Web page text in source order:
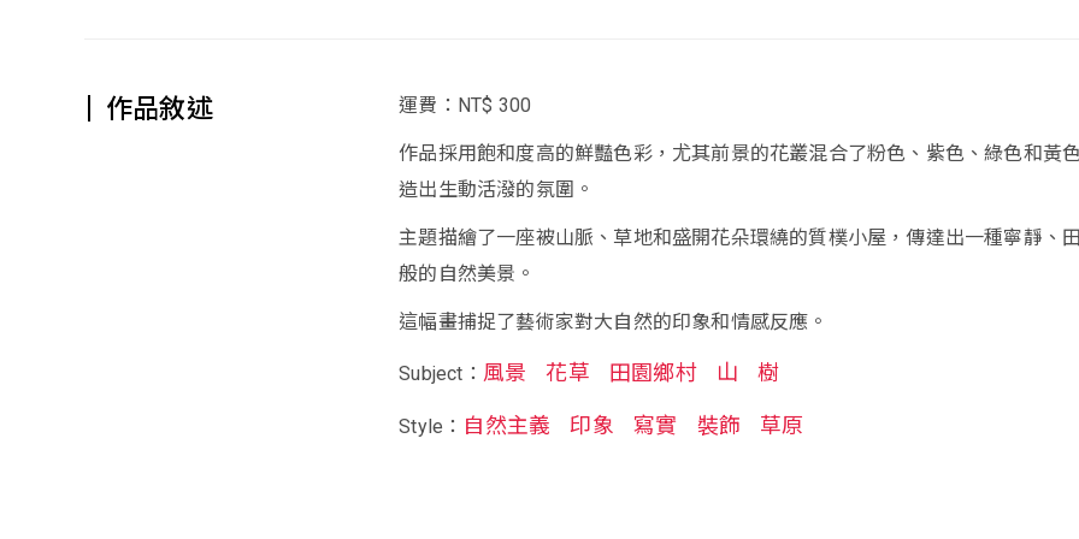
作品敘述 運費：NT$ 300
作品採用飽和度高的鮮豔色彩，尤其前景的花叢混合了粉色、紫色、綠色和黃
造出生動活潑的氛圍。
主題描繪了一座被山脈、草地和盛開花朵環繞的質樸小屋，傳達出一種寧靜、
般的自然美景。
這幅畫捕捉了藝術家對大自然的印象和情感反應。
Subject： 風景 花草 田園鄉村 山 樹
Style： 自然主義 印象 寫實 裝飾 草原